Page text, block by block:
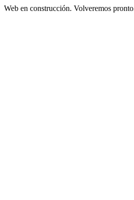
Web en construcción. Volveremos